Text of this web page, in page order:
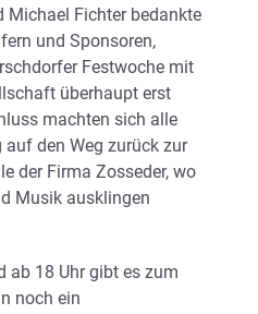
Fichter bedankte
und Sponsoren,
Festwoche mit
überhaupt erst
machten sich alle
den Weg zurück zur
der Firma Zosseder, wo
Musik ausklingen
ab 18 Uhr gibt es zum
noch ein